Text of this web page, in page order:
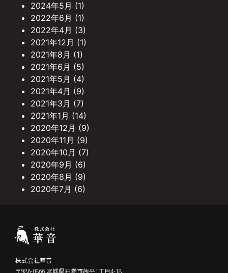
2024年5月 (1)
2022年6月 (1)
2022年4月 (3)
2021年12月 (1)
2021年8月 (1)
2021年6月 (5)
2021年5月 (4)
2021年4月 (9)
2021年3月 (7)
2021年1月 (14)
2020年12月 (9)
2020年11月 (9)
2020年10月 (7)
2020年9月 (6)
2020年8月 (9)
2020年7月 (6)
株式会社華音
〒986-0866 宮城県石巻市茜平1丁目4-18